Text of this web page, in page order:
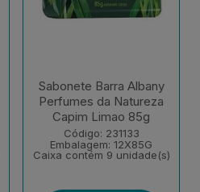
Sabonete Barra Albany
Perfumes da Natureza
Capim Limao 85g
Código: 231133
Embalagem: 12X85G
Caixa contém 9 unidade(s)